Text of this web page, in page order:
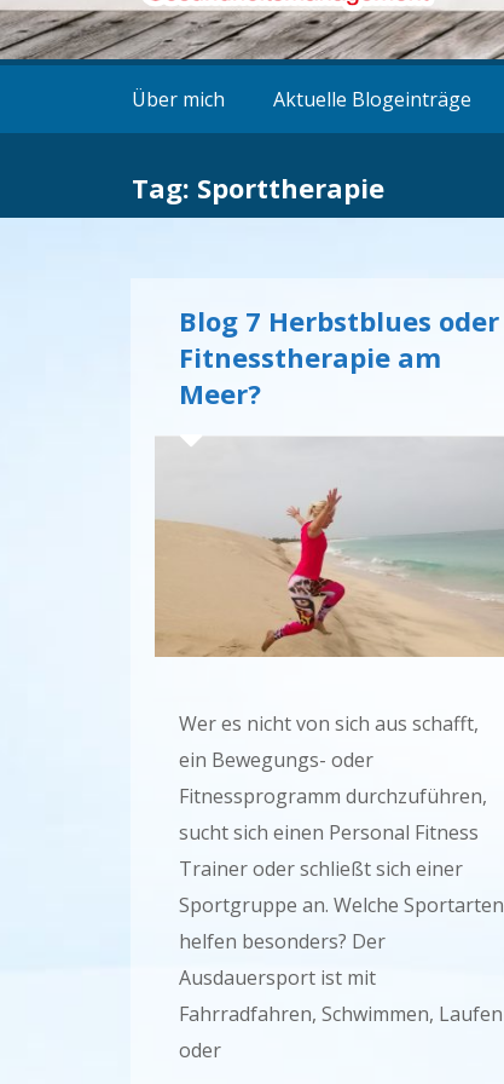
Über mich Aktuelle Blogeinträge
Tag: Sporttherapie
Blog 7 Herbstblues oder
Fitnesstherapie am
Meer?
Wer es nicht von sich aus schafft,
ein Bewegungs- oder
Fitnessprogramm durchzuführen,
sucht sich einen Personal Fitness
Trainer oder schließt sich einer
Sportgruppe an. Welche Sportarten
helfen besonders? Der
Ausdauersport ist mit
Fahrradfahren, Schwimmen, Laufen
oder